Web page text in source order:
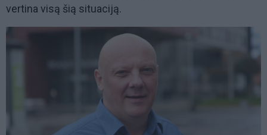
vertina visą šią situaciją.